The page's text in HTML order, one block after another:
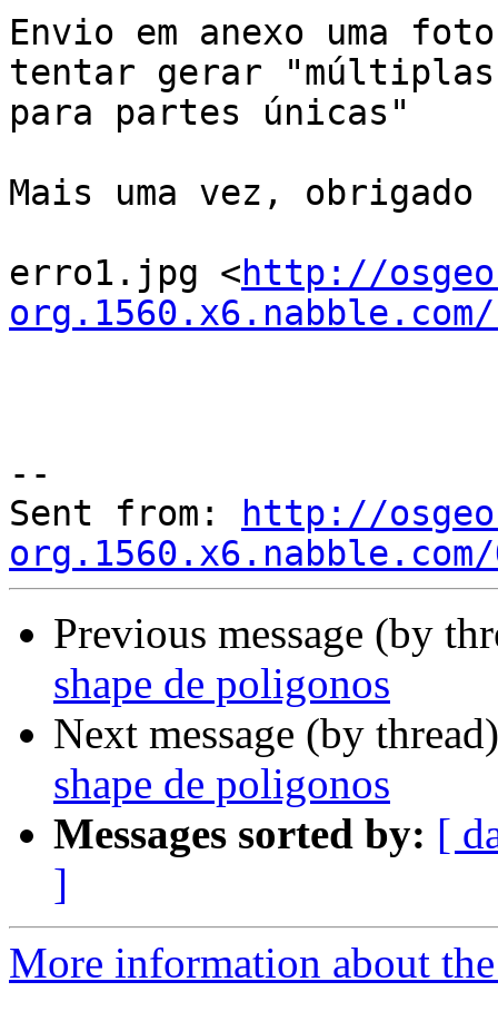
Envio em anexo uma
tentar gerar
para partes únicas"
Mais uma vez, obrigado
erro1.jpg <http://
--
Sent from:
http://
Previous message (by
shape de poligonos
Next message (by
shape de poligonos
Messages sorted by: [
]
More information about